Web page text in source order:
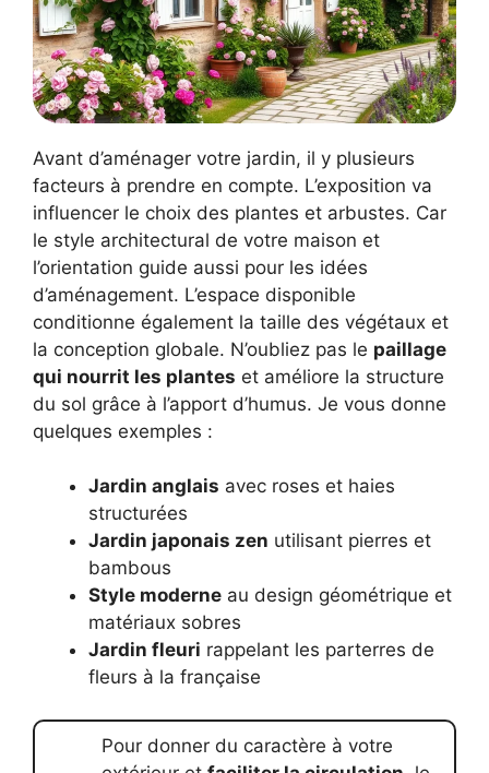
Avant d’aménager votre jardin, il y plusieurs
facteurs à prendre en compte. L’exposition va
influencer le choix des plantes et arbustes. Car
le style architectural de votre maison et
l’orientation guide aussi pour les idées
d’aménagement. L’espace disponible
conditionne également la taille des végétaux et
la conception globale. N’oubliez pas le paillage
qui nourrit les plantes et améliore la structure
du sol grâce à l’apport d’humus. Je vous donne
quelques exemples :
Jardin anglais avec roses et haies
structurées
Jardin japonais zen utilisant pierres et
bambous
Style moderne au design géométrique et
matériaux sobres
Jardin fleuri rappelant les parterres de
fleurs à la française
Pour donner du caractère à votre